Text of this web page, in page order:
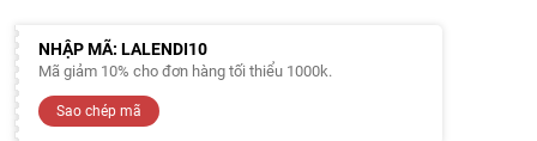
NHẬP MÃ: LALENDI10
Mã giảm 10% cho đơn hàng tối thiểu 1000k.
Sao chép mã